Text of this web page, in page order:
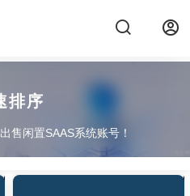
排序
售闲置SAAS系统账号！